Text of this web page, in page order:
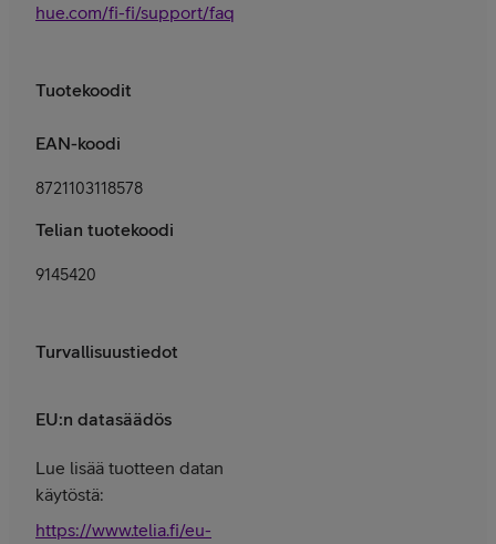
hue.com/fi-fi/support/faq
Tuotekoodit
EAN-koodi
8721103118578
Telian tuotekoodi
9145420
Turvallisuustiedot
EU:n datasäädös
Lue lisää tuotteen datan
käytöstä:
https://www.telia.fi/eu-